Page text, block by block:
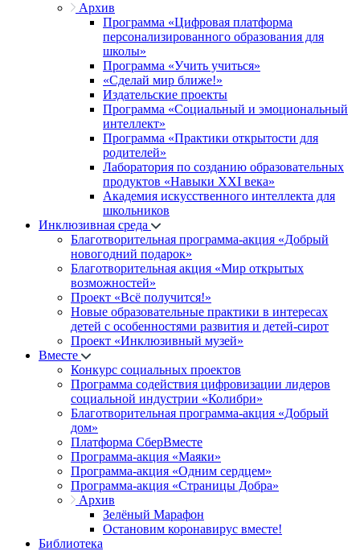
Архив
Программа «Цифровая платформа
персонализированного образования для
школы»
Программа «Учить учиться»
«Сделай мир ближе!»
Издательские проекты
Программа «Социальный и эмоциональный
интеллект»
Программа «Практики открытости для
родителей»
Лаборатория по созданию образовательных
продуктов «Навыки XXI века»
Академия искусственного интеллекта для
школьников
Инклюзивная среда
Благотворительная программа-акция «Добрый
новогодний подарок»
Благотворительная акция «Мир открытых
возможностей»
Проект «Всё получится!»
Новые образовательные практики в интересах
детей с особенностями развития и детей-сирот
Проект «Инклюзивный музей»
Вместе
Конкурс социальных проектов
Программа содействия цифровизации лидеров
социальной индустрии «Колибри»
Благотворительная программа-акция «Добрый
дом»
Платформа СберВместе
Программа-акция «Маяки»
Программа-акция «Одним сердцем»
Программа-акция «Страницы Добра»
Архив
Зелёный Марафон
Остановим коронавирус вместе!
Библиотека